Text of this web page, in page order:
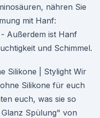
nähren Sie
mit Hanf:
Außerdem ist Hanf
und Schimmel.
Silikone | Stylight Wir
Silikone für euch
euch, was sie so
Spülung" von